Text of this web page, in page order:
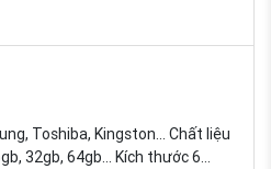
Toshiba, Kingston... Chất liệu
32gb, 64gb... Kích thước 6